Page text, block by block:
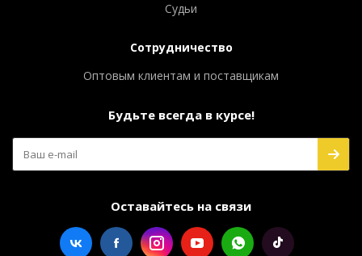
Судьи
Сотрудничество
Оптовым клиентам и поставщикам
Будьте всегда в курсе!
Оставайтесь на связи